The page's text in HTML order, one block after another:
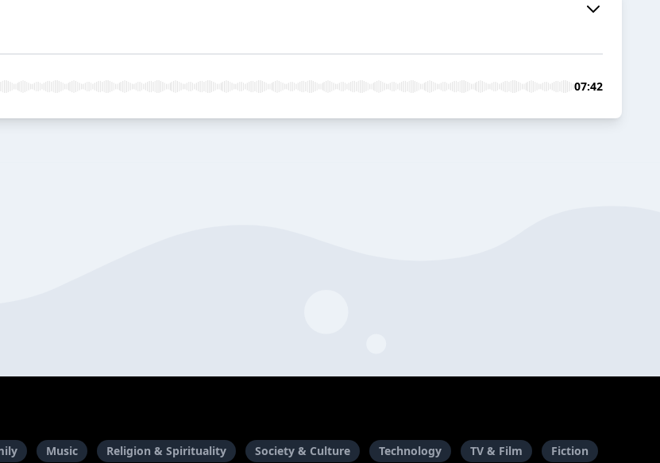
07:42
Music Religion & Spirituality Society & Culture Technology TV & Film Fiction